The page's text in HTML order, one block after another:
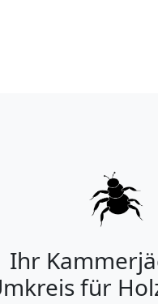
Ihr
für